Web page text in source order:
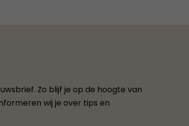
Zo blijf je op de hoogte van
wij je over tips en